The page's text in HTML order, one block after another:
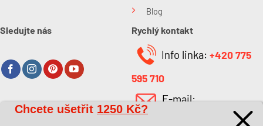
Blog
Sledujte nás
O společnosti
Rychlý kontakt
Info linka: +420 775
595 710
E-mail:
Chcete ušetřit 1250 Kč?